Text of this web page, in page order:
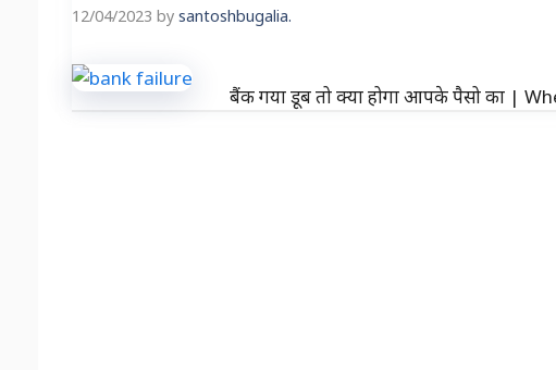
12/04/2023 by santoshbugalia.
बैंक गया डूब तो क्या होगा आपके पैसो का |